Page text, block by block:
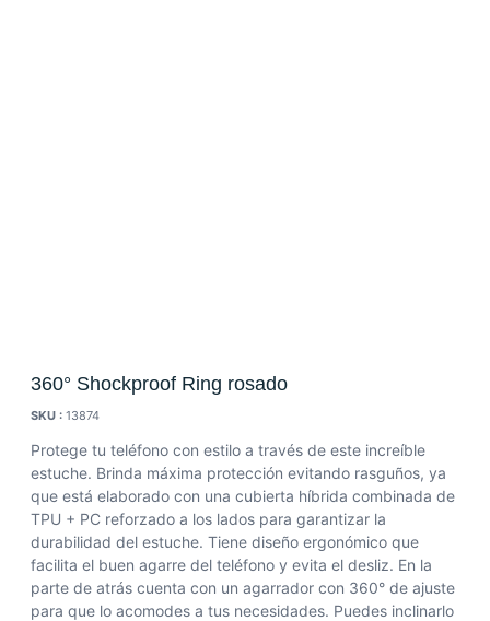
360° Shockproof Ring rosado
SKU : 13874
Protege tu teléfono con estilo a través de este increíble
estuche. Brinda máxima protección evitando rasguños, ya
que está elaborado con una cubierta híbrida combinada de
TPU + PC reforzado a los lados para garantizar la
durabilidad del estuche. Tiene diseño ergonómico que
facilita el buen agarre del teléfono y evita el desliz. En la
parte de atrás cuenta con un agarrador con 360° de ajuste
para que lo acomodes a tus necesidades. Puedes inclinarlo